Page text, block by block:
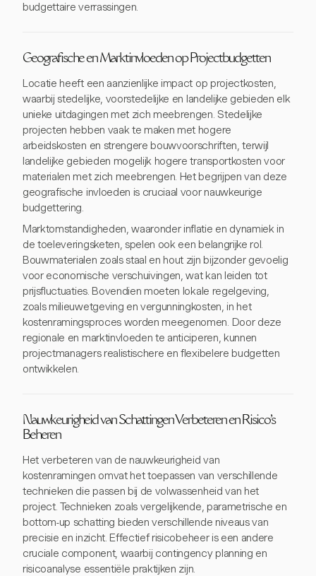
budgettaire verrassingen.
Geografische en Marktinvloeden op Projectbudgetten
Locatie heeft een aanzienlijke impact op projectkosten,
waarbij stedelijke, voorstedelijke en landelijke gebieden elk
unieke uitdagingen met zich meebrengen. Stedelijke
projecten hebben vaak te maken met hogere
arbeidskosten en strengere bouwvoorschriften, terwijl
landelijke gebieden mogelijk hogere transportkosten voor
materialen met zich meebrengen. Het begrijpen van deze
geografische invloeden is cruciaal voor nauwkeurige
budgettering.
Marktomstandigheden, waaronder inflatie en dynamiek in
de toeleveringsketen, spelen ook een belangrijke rol.
Bouwmaterialen zoals staal en hout zijn bijzonder gevoelig
voor economische verschuivingen, wat kan leiden tot
prijsfluctuaties. Bovendien moeten lokale regelgeving,
zoals milieuwetgeving en vergunningkosten, in het
kostenramingsproces worden meegenomen. Door deze
regionale en marktinvloeden te anticiperen, kunnen
projectmanagers realistischere en flexibelere budgetten
ontwikkelen.
Nauwkeurigheid van Schattingen Verbeteren en Risico's
Beheren
Het verbeteren van de nauwkeurigheid van
kostenramingen omvat het toepassen van verschillende
technieken die passen bij de volwassenheid van het
project. Technieken zoals vergelijkende, parametrische en
bottom-up schatting bieden verschillende niveaus van
precisie en inzicht. Effectief risicobeheer is een andere
cruciale component, waarbij contingency planning en
risicoanalyse essentiële praktijken zijn.